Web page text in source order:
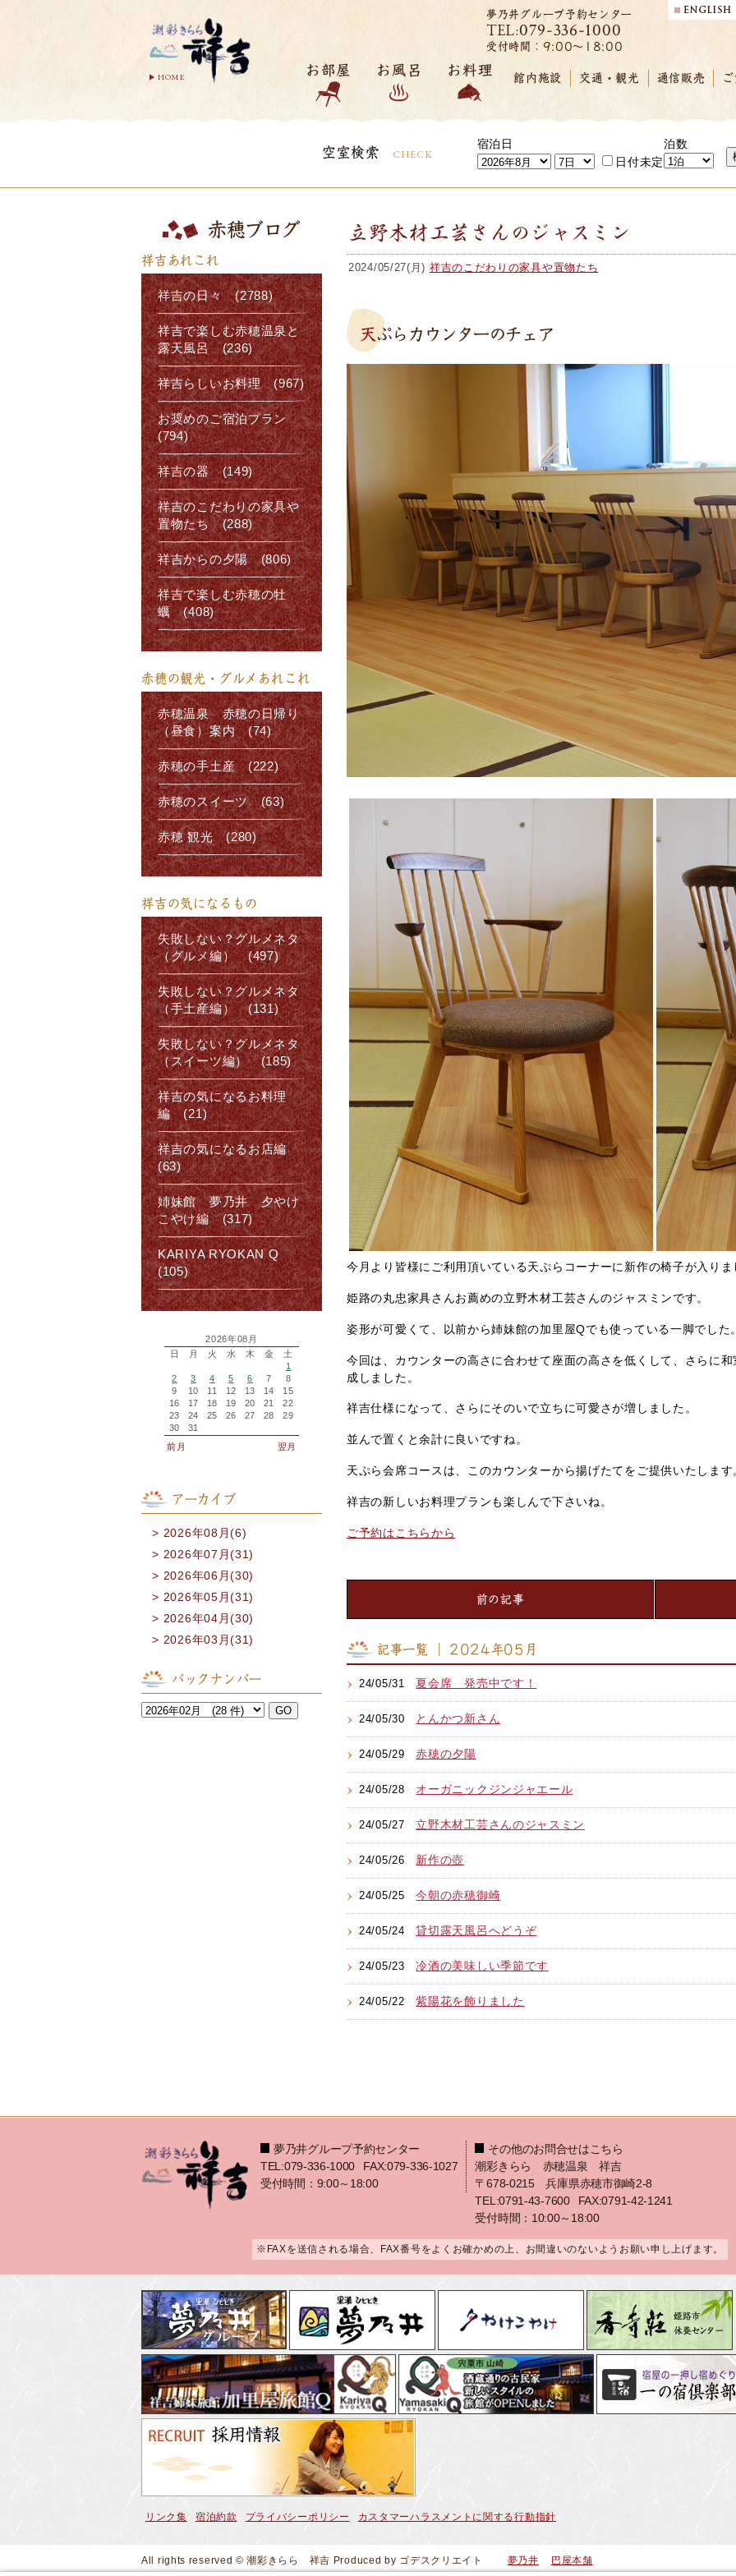
HOME
夢乃井グループ予約センター
TEL:079-336-1000
受付時間：9:00～18:00
お部屋 お風呂 お料理
館内施設 交通・観光 通信販売
空室検索 CHECK
宿泊日
日付未定
泊数
立野木材工芸さんのジャスミン
2024/05/27(月) 祥吉のこだわりの家具や置物たち
天ぷらカウンターのチェア
今月より皆様にご利用頂いている天ぷらコーナーに新作の椅子が入りま
姫路の丸忠家具さんお薦めの立野木材工芸さんのジャスミンです。
姿形が可愛くて、以前から姉妹館の加里屋Qでも使っている一脚でした
今回は、カウンターの高さに合わせて座面の高さを低くして、さらに
成しました。
祥吉仕様になって、さらにそのいで立ちに可愛さが増しました。
並んで置くと余計に良いですね。
天ぷら会席コースは、このカウンターから揚げたてをご提供いたします
祥吉の新しいお料理プランも楽しんで下さいね。
ご予約はこちらから
前の記事
記事一覧 ｜ 2024年05月
24/05/31 夏会席 発売中です！
24/05/30 とんかつ新さん
24/05/29赤穂の夕陽
24/05/28 オーガニックジンジャエール
24/05/27 立野木材工芸さんのジャスミン
24/05/26 新作の壺
24/05/25今朝の赤穂御崎
24/05/24貸切露天風呂へどうぞ
24/05/23 冷酒の美味しい季節です
24/05/22紫陽花を飾りました
赤穂ブログ
祥吉あれこれ
祥吉の日々 (2788)
祥吉で楽しむ赤穂温泉と
露天風呂 (236)
祥吉らしいお料理 (967)
お奨めのご宿泊プラン
(794)
祥吉の器 (149)
祥吉のこだわりの家具や
置物たち (288)
祥吉からの夕陽 (806)
祥吉で楽しむ赤穂の牡
蠣 (408)
赤穂の観光・グルメあれこれ
赤穂温泉 赤穂の日帰り
（昼食）案内 (74)
赤穂の手土産 (222)
赤穂のスイーツ (63)
赤穂 観光 (280)
祥吉の気になるもの
失敗しない？グルメネタ
（グルメ編） (497)
失敗しない？グルメネタ
（手土産編） (131)
失敗しない？グルメネタ
（スイーツ編） (185)
祥吉の気になるお料理
編 (21)
祥吉の気になるお店編
(63)
姉妹館 夢乃井 夕やけ
こやけ編 (317)
KARIYA RYOKAN Q
(105)
2026年08月
日
月 火 水 木 金
土
1
2
3 4 5 6 7
8
9
10 11 12 13 14
15
16
17 18 19 20 21
22
23
24 25 26 27 28
29
30
31
前月
翌月
アーカイブ
2026年08月(6)
2026年07月(31)
2026年06月(30)
2026年05月(31)
2026年04月(30)
2026年03月(31)
バックナンバー
夢乃井グループ予約センター
TEL:079-336-1000
FAX:079-336-1027
受付時間：9:00～18:00
その他のお問合せはこちら
潮彩きらら 赤穂温泉 祥吉
〒678-0215 兵庫県赤穂市御崎2-8
TEL:0791-43-7600
FAX:0791-42-1241
受付時間：10:00～18:00
※FAXを送信される場合、FAX番号をよくお確かめの上、お間違いのないようお願い申し上げます。
リンク集 宿泊約款 プライバシーポリシー カスタマーハラスメントに関する行動指針
All rights reserved © 潮彩きらら 祥吉 Produced by ゴデスクリエイト 夢乃井 巴屋本舗